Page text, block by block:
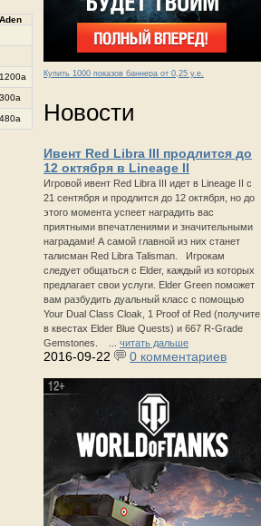
Купить 1000 показов баннера от 0,25 у.е.
Новости
Ивент Red Libra III продлится до
12 октября в Lineage II
Игровой ивент Red Libra III идет в Lineage II с
21 сентября и продлится до 12 октября, но до
этого момента успеет наградить вас
приятными впечатлениями и значительными
наградами! А самой главной из них станет
талисман Red Libra Talisman. Игрокам
следует общаться с Elder, каждый из которых
предлагает свои услуги. Elder Green поможет
вам разбудить дуальный класс с помощью
Your Dual Class Cloak, 1 Proof of Red (получите
в квестах Elder Blue Quests) и 667 R-Grade
Gemstones. ... читать дальше
2016-09-22 0 комментариев
Aden
1200a
300a
480a